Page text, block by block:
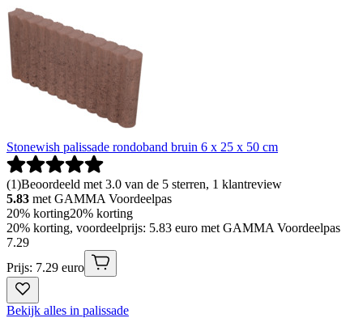
Stonewish palissade rondoband bruin 6 x 25 x 50 cm
(1)Beoordeeld met 3.0 van de 5 sterren, 1 klantreview
5.83 met GAMMA Voordeelpas
20% korting20% korting
20% korting, voordeelprijs: 5.83 euro met GAMMA Voordeelpas
7.29
Prijs: 7.29 euro
Bekijk alles in palissade